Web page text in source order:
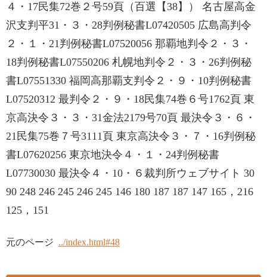
４・17民集72巻２号59頁（百選【38】） 名古屋高金
沢支判平31・３・28判例秘書L07420505 広島高判令
２・１・21判例秘書L07520056 那覇地判令２・３・
18判例秘書L07550206 札幌地判令２・３・26判例秘
書L07551330 福岡高那覇支判令２・９・10判例秘書
L07520312 最判令２・９・18民集74巻６号1762頁 東
京高決令３・３・31金法2179号70頁 最決令３・６・
21民集75巻７号3111頁 東京高決令３・７・16判例秘
書L07620256 東京地決令４・１・24判例秘書
L07730030 最決令４・10・６裁判所ウェブサイト 30
90 248 246 245 246 245 146 180 187 187 147 165，216
125，151
元のページ ../index.html#48